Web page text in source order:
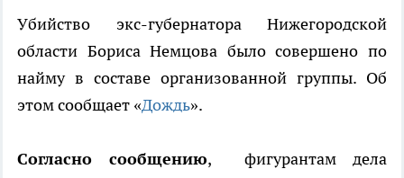
Убийство экс-губернатора Нижегородской
области Бориса Немцова было совершено по
найму в составе организованной группы. Об
этом сообщает «Дождь».
Согласно сообщению, фигурантам дела